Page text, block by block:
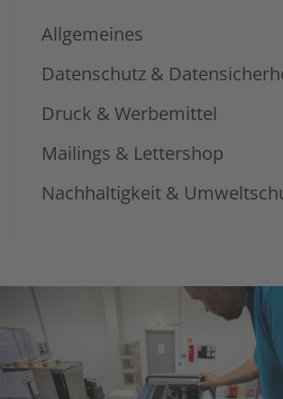
Allgemeines
Datenschutz &
Druck & Werbemittel
Mailings & Lettershop
Nachhaltigkeit &